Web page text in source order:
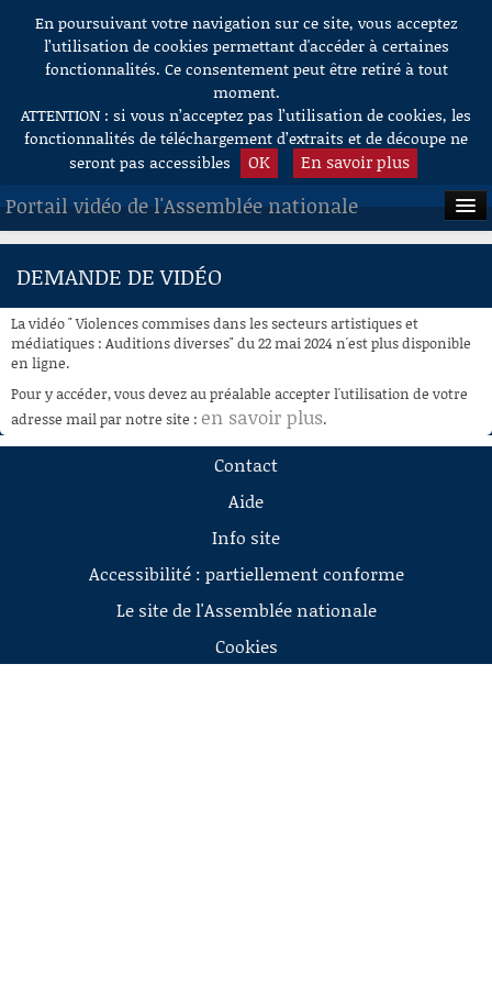
Aller au contenu
En poursuivant votre navigation sur ce site, vous acceptez
l’utilisation de cookies permettant d'accéder à certaines
fonctionnalités. Ce consentement peut être retiré à tout
moment.
ATTENTION : si vous n’acceptez pas l’utilisation de cookies, les
fonctionnalités de téléchargement d’extraits et de découpe ne
seront pas accessibles
OK En savoir plus
Portail vidéo de l'Assemblée nationale
ACCUEIL
À LA DEMANDE
RECHERCHE
AIDE À LA DÉCOUPE
DE VIDÉOS
DEMANDE DE VIDÉO
La vidéo " Violences commises dans les secteurs artistiques et
médiatiques : Auditions diverses" du 22 mai 2024 n'est plus disponible
en ligne.
Pour y accéder, vous devez au préalable accepter l'utilisation de votre
adresse mail par notre site : en savoir plus.
Contact
Aide
Info site
Accessibilité : partiellement conforme
Le site de l'Assemblée nationale
Cookies